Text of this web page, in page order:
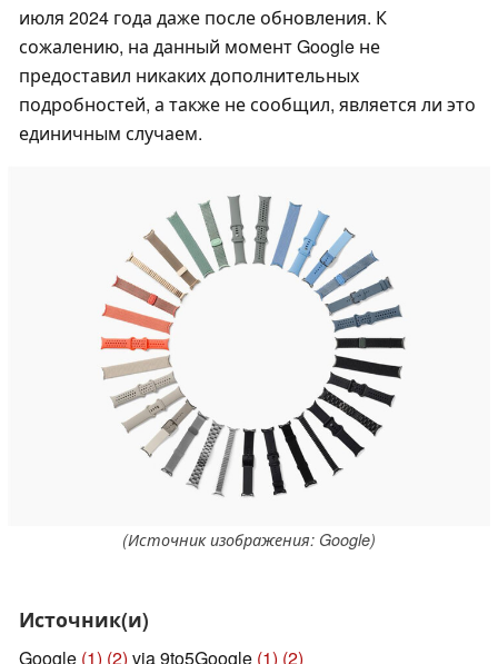
июля 2024 года даже после обновления. К
сожалению, на данный момент Google не
предоставил никаких дополнительных
подробностей, а также не сообщил, является ли это
единичным случаем.
(Источник изображения: Google)
Источник(и)
Google (1) (2) via 9to5Google (1) (2)